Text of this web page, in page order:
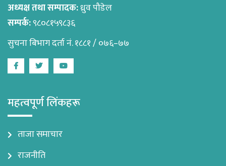
अध्यक्ष तथा सम्पादक:ध्रुव पौडेल
सम्पर्क:९८०८१५९८३६
सुचना बिभाग दर्ता नं. १८८१ / ०७६–७७
FacebookTwitterYoutube
महत्वपूर्ण लिंकहरू
ताजा समाचार
राजनीति